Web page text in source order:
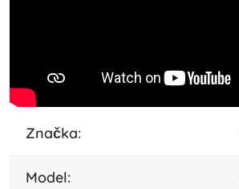
značka:
model: